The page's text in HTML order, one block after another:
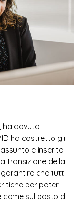
ha dovuto
ha costretto gli
e inserito
transizione della
che tutti
per poter
come sul posto di